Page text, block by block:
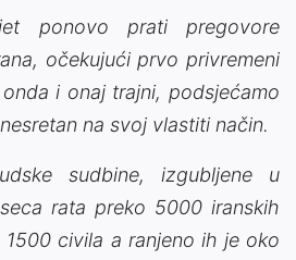
ponovo prati pregovore
očekujući prvo privremeni
i onaj trajni, podsjećamo
na svoj vlastiti način.
sudbine, izgubljene u
rata preko 5000 iranskih
civila a ranjeno ih je oko